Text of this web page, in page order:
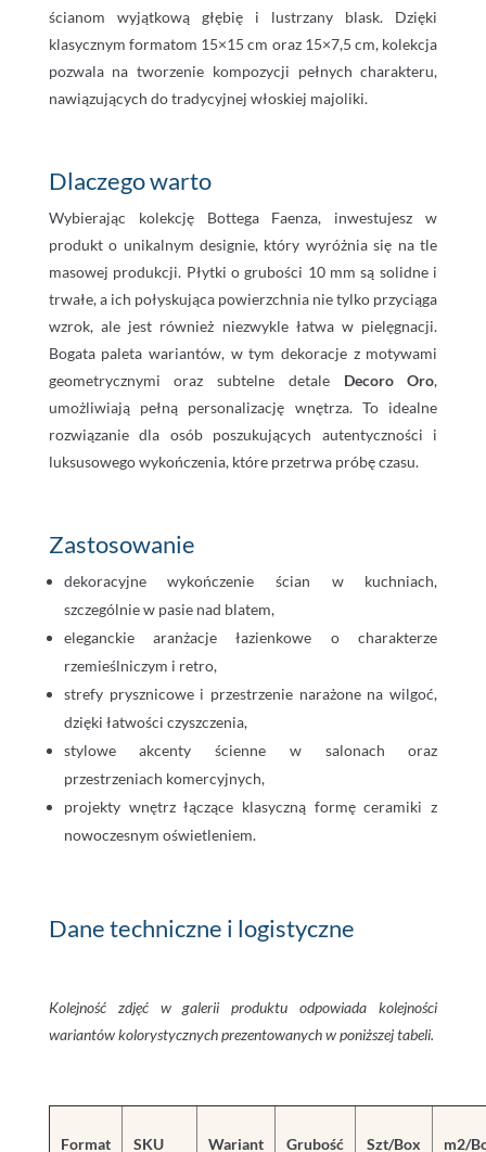
ścianom wyjątkową głębię i lustrzany blask. Dzięki
klasycznym formatom 15×15 cm oraz 15×7,5 cm, kolekcja
pozwala na tworzenie kompozycji pełnych charakteru,
nawiązujących do tradycyjnej włoskiej majoliki.
Dlaczego warto
Wybierając kolekcję Bottega Faenza, inwestujesz w
produkt o unikalnym designie, który wyróżnia się na tle
masowej produkcji. Płytki o grubości 10 mm są solidne i
trwałe, a ich połyskująca powierzchnia nie tylko przyciąga
wzrok, ale jest również niezwykle łatwa w pielęgnacji.
Bogata paleta wariantów, w tym dekoracje z motywami
geometrycznymi oraz subtelne detale Decoro Oro,
umożliwiają pełną personalizację wnętrza. To idealne
rozwiązanie dla osób poszukujących autentyczności i
luksusowego wykończenia, które przetrwa próbę czasu.
Zastosowanie
dekoracyjne wykończenie ścian w kuchniach,
szczególnie w pasie nad blatem,
eleganckie aranżacje łazienkowe o charakterze
rzemieślniczym i retro,
strefy prysznicowe i przestrzenie narażone na wilgoć,
dzięki łatwości czyszczenia,
stylowe akcenty ścienne w salonach oraz
przestrzeniach komercyjnych,
projekty wnętrz łączące klasyczną formę ceramiki z
nowoczesnym oświetleniem.
Dane techniczne i logistyczne
Kolejność zdjęć w galerii produktu odpowiada kolejności
wariantów kolorystycznych prezentowanych w poniższej tabeli.
Format SKU Wariant Grubość Szt/Box m2/